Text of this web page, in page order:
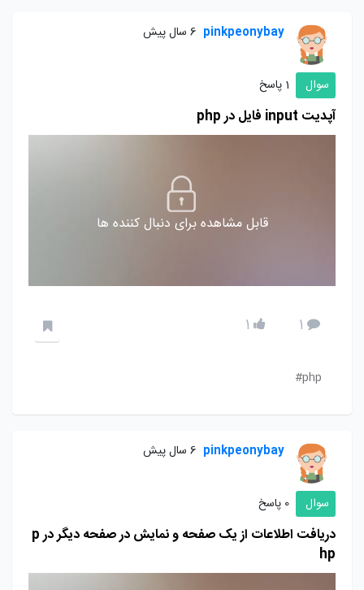
pinkpeonybay 6 سال پیش
سوال 1 پاسخ
آپدیت input فایل در php
قابل مشاهده برای دنبال کننده ها
1
1
php#
pinkpeonybay 6 سال پیش
سوال 0 پاسخ
دریافت اطلاعات از یک صفحه و نمایش در صفحه دیگر در p
hp